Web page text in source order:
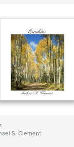
S. Clement